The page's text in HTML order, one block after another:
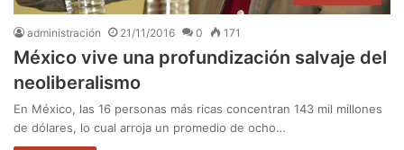
administración 21/11/2016 0 171
México vive una profundización salvaje del
neoliberalismo
En México, las 16 personas más ricas concentran 143 mil millones
de dólares, lo cual arroja un promedio de ocho…